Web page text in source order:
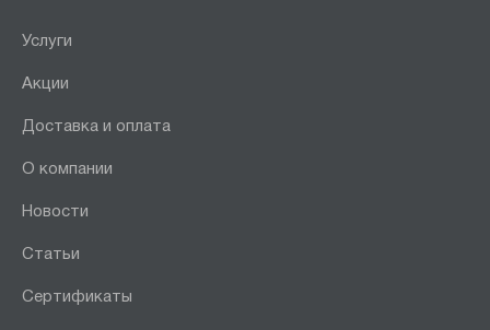
Услуги
Акции
Доставка и оплата
О компании
Новости
Статьи
Сертификаты